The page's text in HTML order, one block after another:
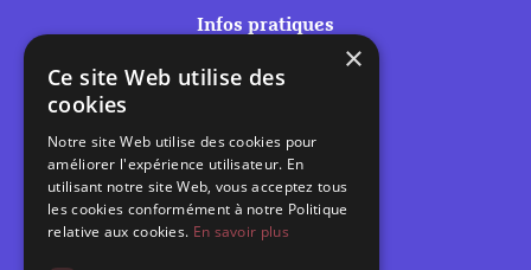
Infos pratiques
Les belles scènes audomaroises
Calendrier
Programme des spectacles
Brèves
×
Ce site Web utilise des
cookies
Notre site Web utilise des cookies pour
améliorer l'expérience utilisateur. En
utilisant notre site Web, vous acceptez tous
les cookies conformément à notre Politique
relative aux cookies. En savoir plus